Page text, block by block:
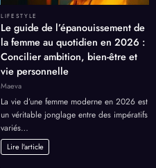
LIFESTYLE
Le guide de l’épanouissement de
la femme au quotidien en 2026 :
Concilier ambition, bien-être et
vie personnelle
Maeva
La vie d’une femme moderne en 2026 est
un véritable jonglage entre des impératifs
variés…
Lire l'article